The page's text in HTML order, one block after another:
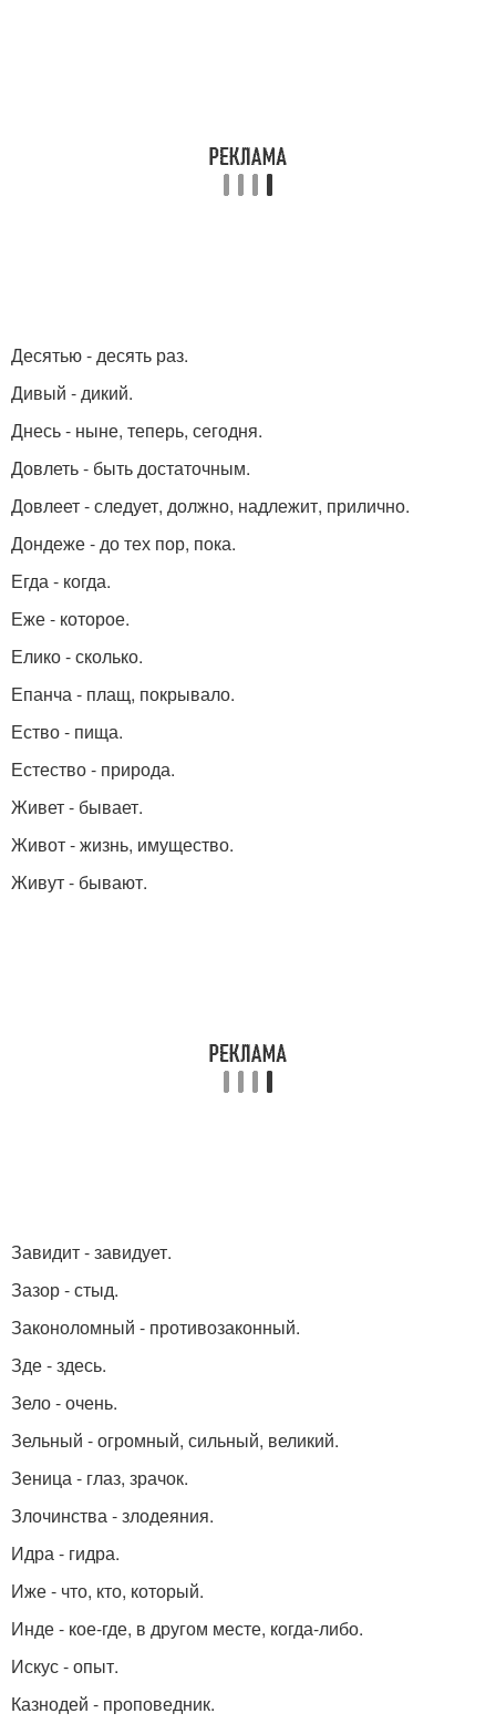
Десятью - десять раз.
Дивый - дикий.
Днесь - ныне, теперь, сегодня.
Довлеть - быть достаточным.
Довлеет - следует, должно, надлежит, прилично.
Дондеже - до тех пор, пока.
Егда - когда.
Еже - которое.
Елико - сколько.
Епанча - плащ, покрывало.
Ество - пища.
Естество - природа.
Живет - бывает.
Живот - жизнь, имущество.
Живут - бывают.
Завидит - завидует.
Зазор - стыд.
Законоломный - противозаконный.
Зде - здесь.
Зело - очень.
Зельный - огромный, сильный, великий.
Зеница - глаз, зрачок.
Злочинства - злодеяния.
Идра - гидра.
Иже - что, кто, который.
Инде - кое-где, в другом месте, когда-либо.
Искус - опыт.
Казнодей - проповедник.